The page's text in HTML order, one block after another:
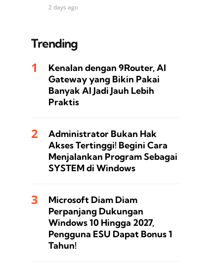
2 days ago
Trending
Kenalan dengan 9Router, AI
Gateway yang Bikin Pakai
Banyak AI Jadi Jauh Lebih
Praktis
Administrator Bukan Hak
Akses Tertinggi! Begini Cara
Menjalankan Program Sebagai
SYSTEM di Windows
Microsoft Diam Diam
Perpanjang Dukungan
Windows 10 Hingga 2027,
Pengguna ESU Dapat Bonus 1
Tahun!